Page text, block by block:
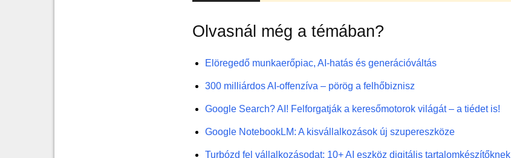
Olvasnál még a témában?
Elöregedő munkaerőpiac, AI-hatás és generációváltás
300 milliárdos AI-offenzíva – pörög a felhőbiznisz
Google Search? AI! Felforgatják a keresőmotorok világát – a tiédet is!
Google NotebookLM: A kisvállalkozások új szupereszköze
Turbózd fel vállalkozásodat: 10+ AI eszköz digitális tartalomkészítőknek